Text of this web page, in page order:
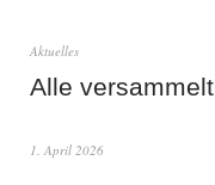
Aktuelles
Alle versammelt
1. April 2026